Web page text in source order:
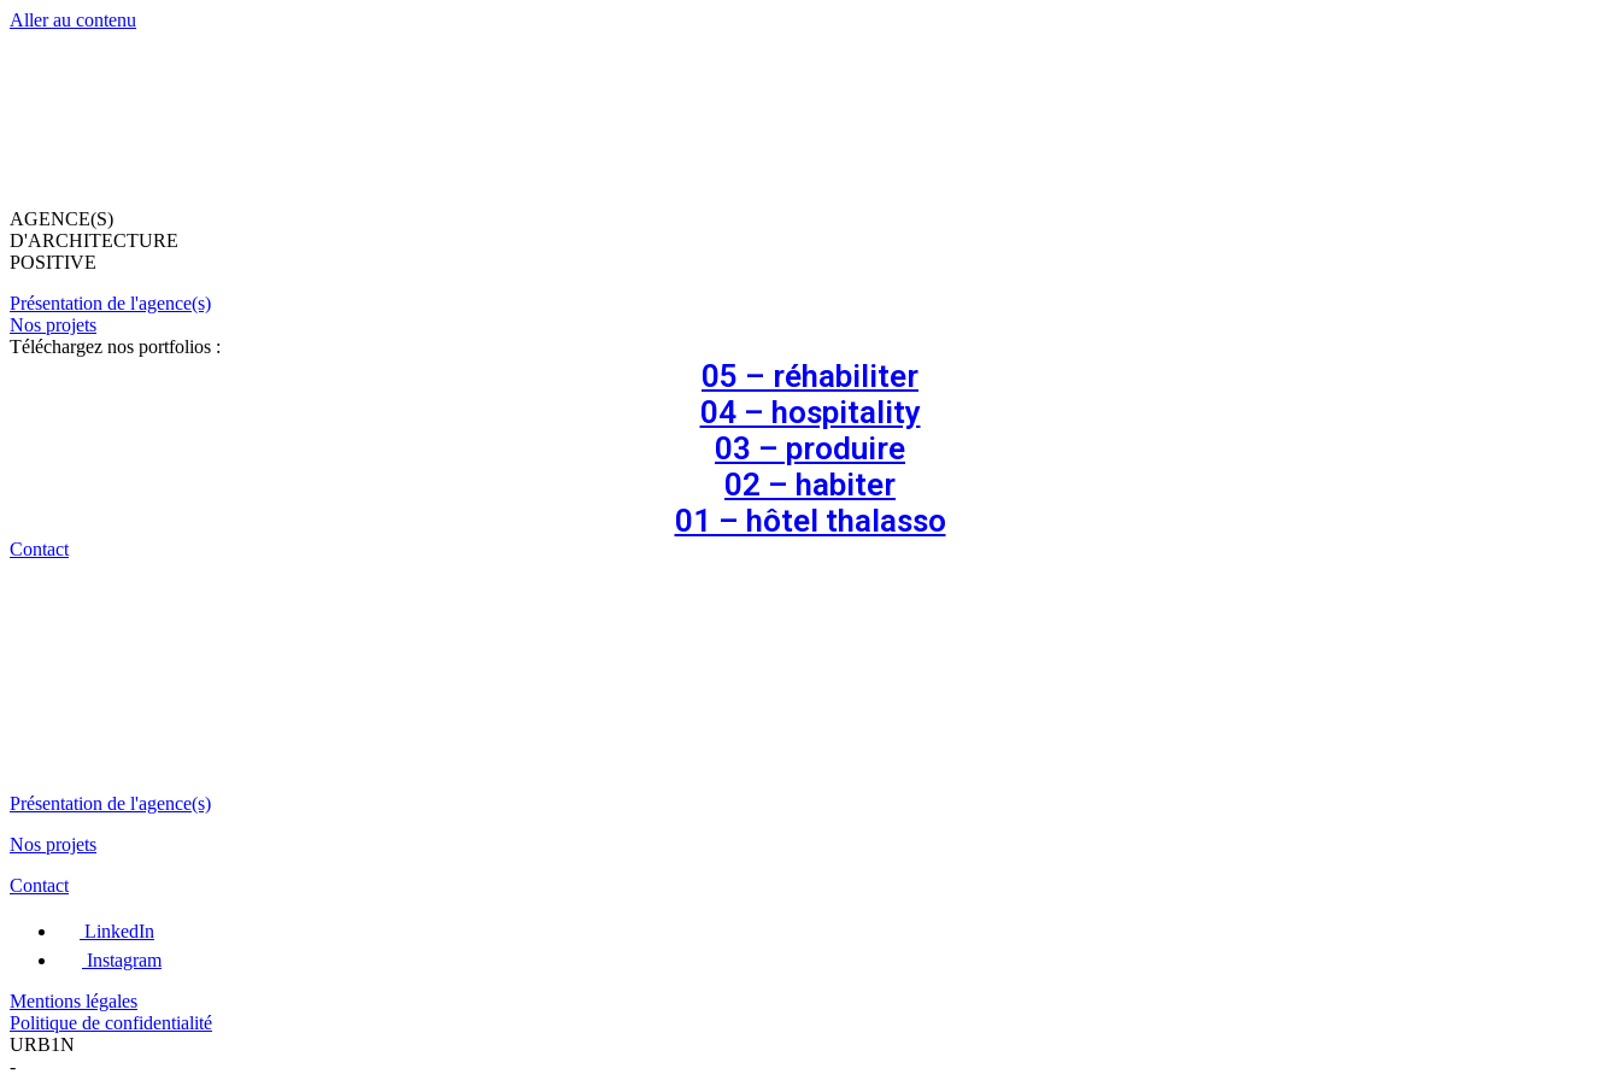
Aller au contenu
AGENCE(S)
D'ARCHITECTURE
POSITIVE
Présentation de l'agence(s)
Nos projets
Téléchargez nos portfolios :
05 – réhabiliter
04 – hospitality
03 – produire
02 – habiter
01 – hôtel thalasso
Contact
Présentation de l'agence(s)
Nos projets
Contact
LinkedIn
Instagram
Mentions légales
Politique de confidentialité
URB1N
-